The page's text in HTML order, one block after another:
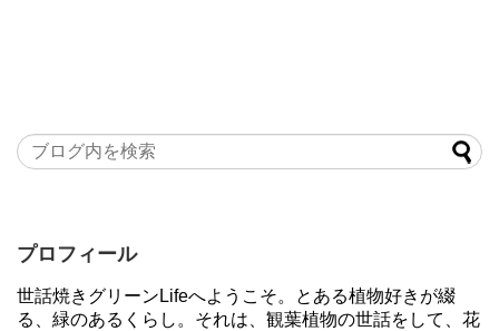
プロフィール
世話焼きグリーンLifeへようこそ。とある植物好きが綴
る、緑のあるくらし。それは、観葉植物の世話をして、花